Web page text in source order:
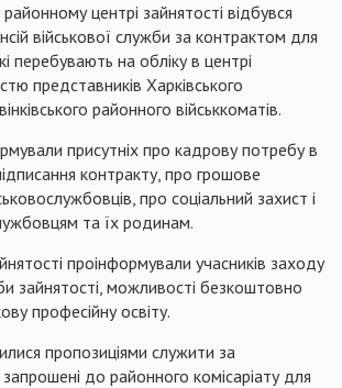
центрі зайнятості відбувся
військової служби за контрактом для
перебувають на обліку в центрі
представників Харківського
районного військкоматів.
присутніх про кадрову потребу в
контракту, про грошове
про соціальний захист і
та їх родинам.
проінформували учасників заходу
зайнятості, можливості безкоштовно
професійну освіту.
пропозиціями служити за
до районного комісаріату для